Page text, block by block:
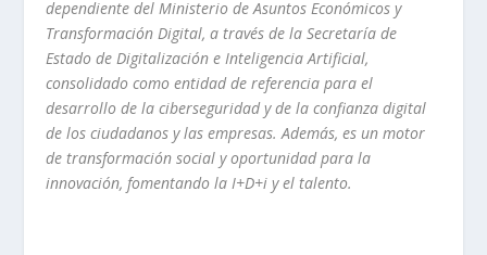
dependiente del Ministerio de Asuntos Económicos y
Transformación Digital, a través de la Secretaría de
Estado de Digitalización e Inteligencia Artificial,
consolidado como entidad de referencia para el
desarrollo de la ciberseguridad y de la confianza digital
de los ciudadanos y las empresas. Además, es un motor
de transformación social y oportunidad para la
innovación, fomentando la I+D+i y el talento.